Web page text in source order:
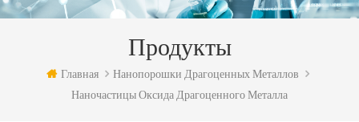
Продукты
Главная
Нанопорошки Драгоценных Металлов
Наночастицы Оксида Драгоценного Металла